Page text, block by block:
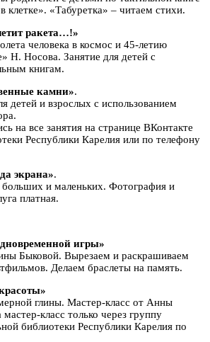
клетке». «Табуретка» – читаем стихи.
ракета…!»
человека в космос и 45-летию
Н. Носова. Занятие для детей с
книгам.
камни».
детей и взрослых с использованием
на все занятия на странице ВКонтакте
Республики Карелия или по телефону
экрана».
больших и маленьких. Фотография и
платная.
игры»
Быковой. Вырезаем и раскрашиваем
Делаем браслеты на память.
глины. Мастер-класс от Анны
класс только через группу
библиотеки Республики Карелия по